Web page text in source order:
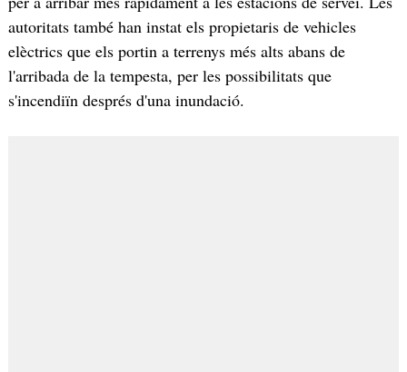
autoritats també han instat els propietaris de vehicles
elèctrics que els portin a terrenys més alts abans de
l'arribada de la tempesta, per les possibilitats que
s'incendiïn després d'una inundació.